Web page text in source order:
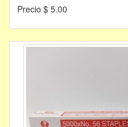
Precio $ 5.00